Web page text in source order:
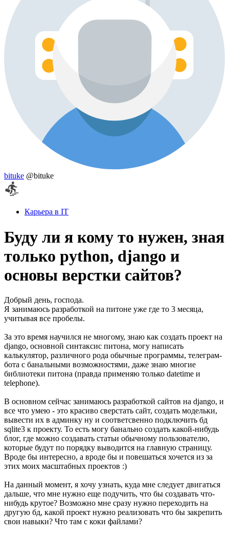
bituke @bituke
Карьера в IT
Буду ли я кому то нужен, зная
только python, django и
основы верстки сайтов?
Добрый день, господа.
Я занимаюсь разработкой на питоне уже где то 3 месяца,
учитывая все пробелы.
За это время научился не многому, знаю как создать проект на
django, основной синтаксис питона, могу написать
калькулятор, различного рода обычные программы, телеграм-
бота с банальными возможностями, даже знаю многие
библиотеки питона (правда применяю только datetime и
telephone).
В основном сейчас занимаюсь разработкой сайтов на django, и
все что умею - это красиво сверстать сайт, создать модельки,
вывести их в админку ну и соответсвенно подключить бд
sqlite3 к проекту. То есть могу банально создать какой-нибудь
блог, где можно создавать статьи обычному пользователю,
которые будут по порядку выводится на главную страницу.
Вроде бы интересно, а вроде бы и повешаться хочется из за
этих моих масштабных проектов :)
На данный момент, я хочу узнать, куда мне следует двигаться
дальше, что мне нужно еще подучить, что бы создавать что-
нибудь крутое? Возможно мне сразу нужно переходить на
другую бд, какой проект нужно реализовать что бы закрепить
свои навыки? Что там с коки файлами?